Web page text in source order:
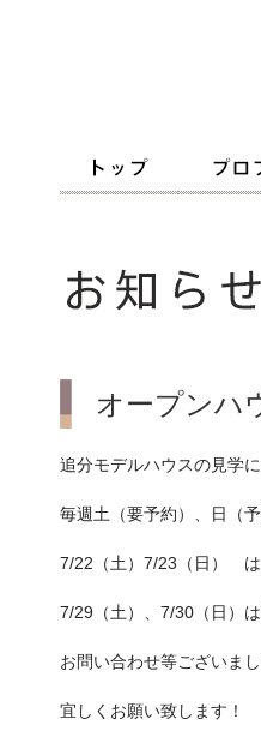
オープンハ
追分モデルハウスの見学
毎週土（要予約）、日（
7/22（土）7/23（日）
7/29（土）、7/30（日）
お問い合わせ等ございま
宜しくお願い致します！